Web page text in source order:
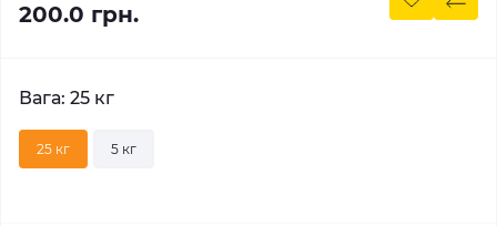
200.0 грн.
Вага: 25 кг
25 кг 5 кг